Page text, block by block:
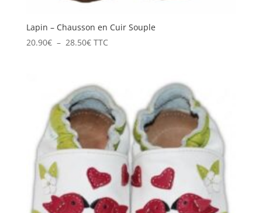
Lapin – Chausson en Cuir Souple
20.90€ – 28.50€Plage
20.90€
à
28.50€
TTC